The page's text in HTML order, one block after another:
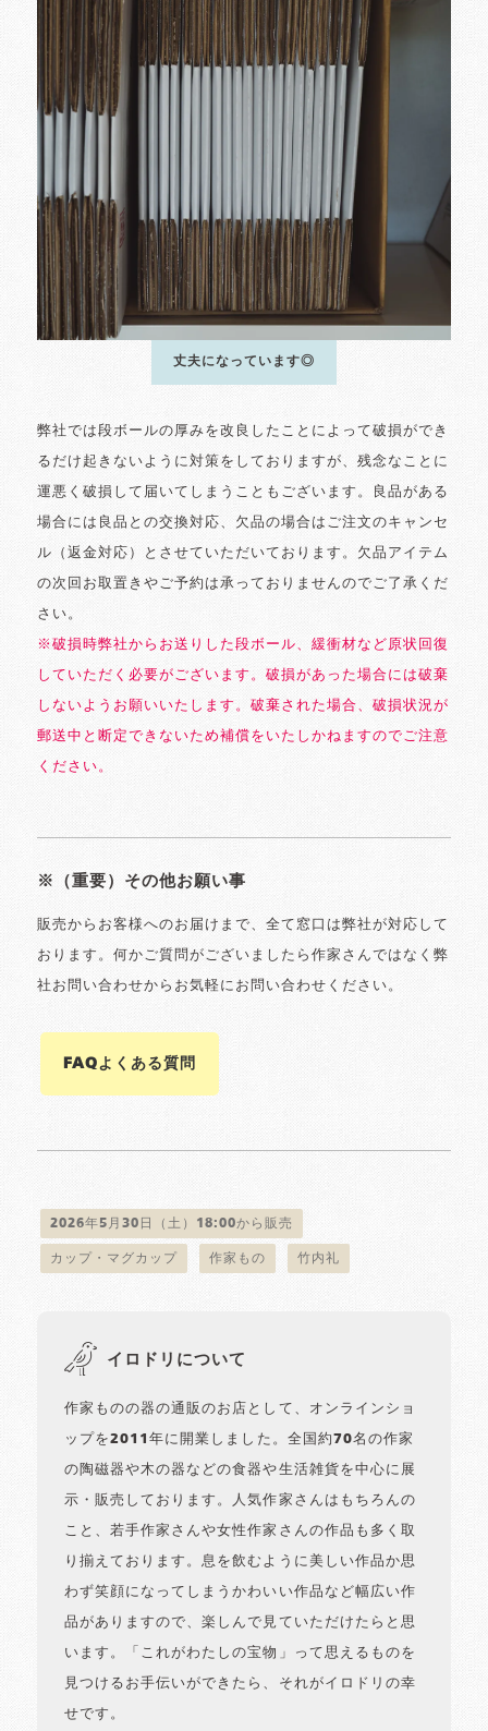
丈夫になっています◎
弊社では段ボールの厚みを改良したことによって破損ができ
るだけ起きないように対策をしておりますが、残念なことに
運悪く破損して届いてしまうこともございます。良品がある
場合には良品との交換対応、欠品の場合はご注文のキャンセ
ル（返金対応）とさせていただいております。欠品アイテム
の次回お取置きやご予約は承っておりませんのでご了承くだ
さい。
※破損時弊社からお送りした段ボール、緩衝材など原状回復
していただく必要がございます。破損があった場合には破棄
しないようお願いいたします。破棄された場合、破損状況が
郵送中と断定できないため補償をいたしかねますのでご注意
ください。
※（重要）その他お願い事
販売からお客様へのお届けまで、全て窓口は弊社が対応して
おります。何かご質問がございましたら作家さんではなく弊
社お問い合わせからお気軽にお問い合わせください。
FAQよくある質問
2026年5月30日（土）18:00から販売
カップ・マグカップ 作家もの 竹内礼
イロドリについて
作家ものの器の通販のお店として、オンラインショ
ップを2011年に開業しました。全国約70名の作家
の陶磁器や木の器などの食器や生活雑貨を中心に展
示・販売しております。人気作家さんはもちろんの
こと、若手作家さんや女性作家さんの作品も多く取
り揃えております。息を飲むように美しい作品か思
わず笑顔になってしまうかわいい作品など幅広い作
品がありますので、楽しんで見ていただけたらと思
います。「これがわたしの宝物」って思えるものを
見つけるお手伝いができたら、それがイロドリの幸
せです。